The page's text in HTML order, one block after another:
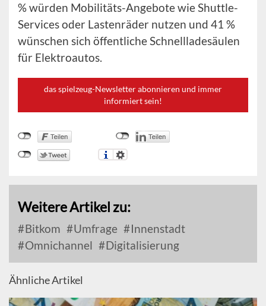
% würden Mobilitäts-Angebote wie Shuttle-
Services oder Lastenräder nutzen und 41 %
wünschen sich öffentliche Schnellladesäulen
für Elektroautos.
das spielzeug-Newsletter abonnieren und immer
informiert sein!
Weitere Artikel zu:
Bitkom Umfrage
Innenstadt
Omnichannel
Digitalisierung
Ähnliche Artikel